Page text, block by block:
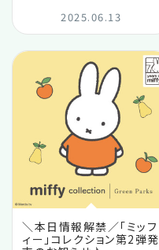
2025.06.13
＼本日情報解禁／「ミッフ
ィー」コレクション第2弾発